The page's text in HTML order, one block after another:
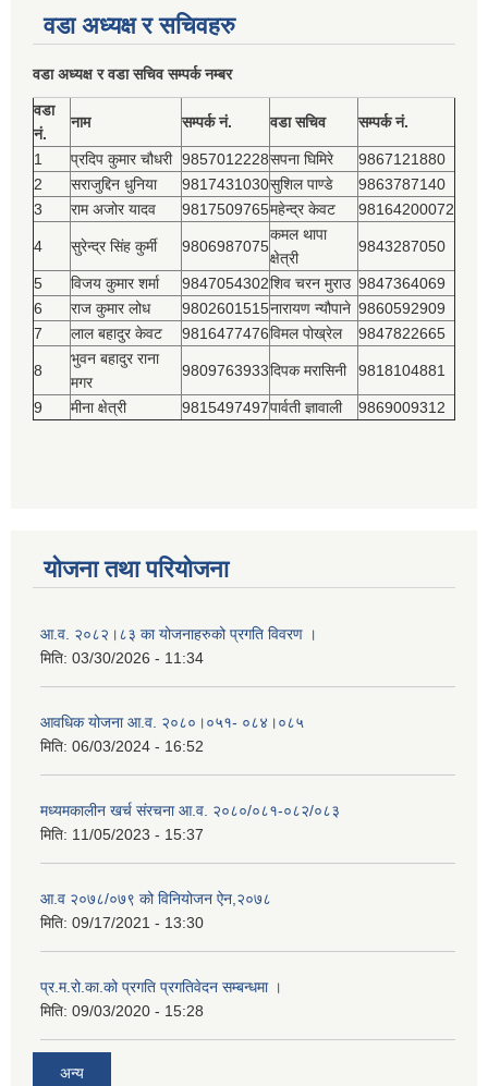
वडा अध्यक्ष र सचिवहरु
वडा अध्यक्ष र वडा सचिव सम्पर्क नम्बर
वडा
नं.
नाम सम्पर्क नं. वडा सचिव सम्पर्क नं.
1 प्रदिप कुमार चौधरी 9857012228सपना घिमिरे
9867121880
2
सराजुद्दिन धुनिया 9817431030सुशिल पाण्डे
9863787140
3
राम अजोर यादव 9817509765महेन्द्र केवट 98164200072
4 सुरेन्द्र सिंह कुर्मी 9806987075
कमल थापा
क्षेत्री
9843287050
5 विजय कुमार शर्मा 9847054302शिव चरन मुराउ 9847364069
6
राज कुमार लोध 9802601515नारायण न्यौपाने 9860592909
7
लाल बहादुर केवट 9816477476विमल पोख्रेल 9847822665
8
भुवन बहादुर राना
मगर
9809763933दिपक मरासिनी 9818104881
9 मीना क्षेत्री 9815497497पार्वती ज्ञावाली 9869009312
योजना तथा परियोजना
आ.व. २०८२।८३ का योजनाहरुको प्रगति विवरण ।
मिति: 03/30/2026 - 11:34
आवधिक योजना आ.व. २०८०।०५१- ०८४।०८५
मिति: 06/03/2024 - 16:52
मध्यमकालीन खर्च संरचना आ.व. २०८०/०८१-०८२/०८३
मिति: 11/05/2023 - 15:37
आ.व २०७८/०७९ को विनियोजन ऐन,२०७८
मिति: 09/17/2021 - 13:30
प्र.म.रो.का.को प्रगति प्रगतिवेदन सम्बन्धमा ।
मिति: 09/03/2020 - 15:28
अन्य